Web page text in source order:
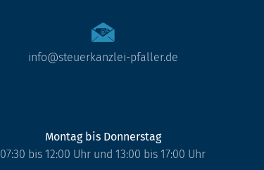
info@steuerkanzlei-pfaller.de
Montag bis Donnerstag
07:30 bis 12:00 Uhr und 13:00 bis 17:00 Uhr